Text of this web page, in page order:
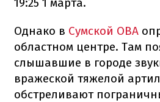
Однако в Сумской ОВА
областном центре. Там
слышавшие в городе
вражеской тяжелой
обстреливают